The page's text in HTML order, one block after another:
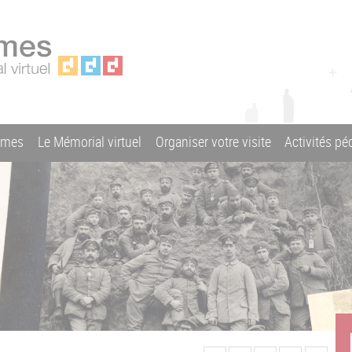
Le Mémorial virtuel Organiser votre visite Activités